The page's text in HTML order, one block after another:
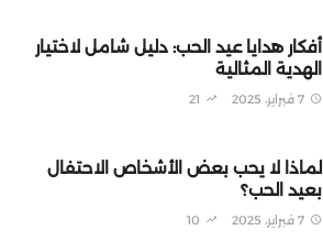
أفكار هدايا عيد الحب: دليل شامل لاختيار
الهدية المثالية
7 فبراير، 2025 21
لماذا لا يحب بعض الأشخاص الاحتفال
بعيد الحب؟
7 فبراير، 2025 10